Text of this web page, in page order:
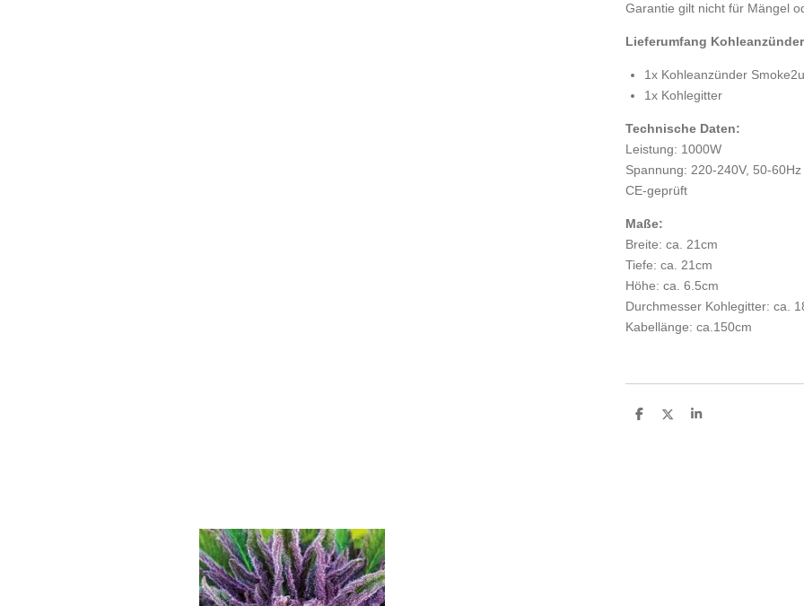
Garantie gilt nicht für Mängel
Lieferumfang
1x Kohleanzünder
1x Kohlegitter
Technische Daten:
Leistung: 1000W
Spannung: 220-240V, 50-60Hz
CE-geprüft
Maße:
Breite: ca. 21cm
Tiefe: ca. 21cm
Höhe: ca. 6.5cm
Durchmesser Kohlegitter: ca.
Kabellänge: ca.150cm
T
T
T